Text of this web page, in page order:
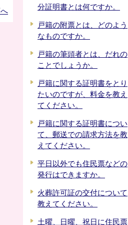
分証明書とは何ですか。
戸籍の附票とは、どのよう
なものですか。
戸籍の筆頭者とは、だれの
ことでしょうか。
戸籍に関する証明書をとり
たいのですが、料金を教え
てください。
戸籍に関する証明書につい
て、郵送での請求方法を教
えてください。
平日以外でも住民票などの
発行はできますか。
火葬許可証の交付について
教えてください。
土曜、日曜、祝日に住民票